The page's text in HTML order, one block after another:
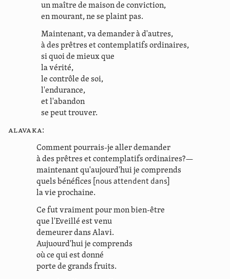
un maître de maison de conviction,
en mourant, ne se plaint pas.
Maintenant, va demander à d'autres,
à des prêtres et contemplatifs ordinaires,
si quoi de mieux que
la vérité,
le contrôle de soi,
l'endurance,
et l'abandon
se peut trouver.
Alavaka:
Comment pourrais-je aller demander
à des prêtres et contemplatifs ordinaires?—
maintenant qu'aujourd'hui je comprends
quels bénéfices
[nous attendent dans]
la vie prochaine.
Ce fut vraiment pour mon bien-être
que l'Eveillé est venu
demeurer dans Alavi.
Aujuourd'hui je comprends
où ce qui est donné
porte de grands fruits.